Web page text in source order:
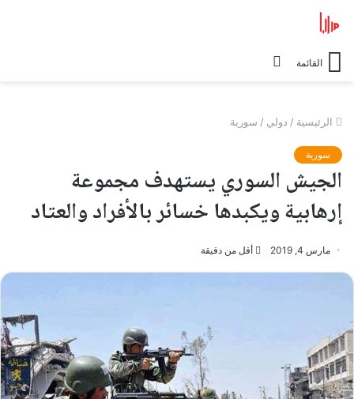
القائمة
الرئيسية / دولي / سورية
سورية
الجيش السوري يستهدف مجموعة
إرهابية ويكبدها خسائر بالأفراد والعتاد
مارس 4, 2019 أقل من دقيقة